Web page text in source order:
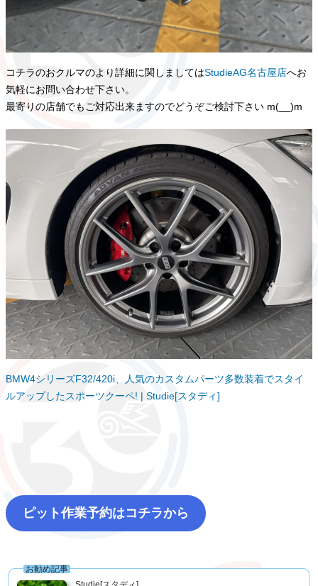
コチラのおクルマのより詳細に関しましてはStudieAG名古屋店へお
気軽にお問い合わせ下さい。
最寄りの店舗でもご対応出来ますのでどうぞご検討下さい m(__)m
BMW4シリーズF32/420i、人気のカスタムパーツ多数装着でスタイ
ルアップしたスポーツクーペ! | Studie[スタディ]
ピット作業予約はコチラから
お勧め記事